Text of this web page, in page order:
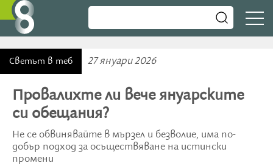
Светът в теб 27 януари 2026
Провалихте ли вече януарските
си обещания?
Не се обвинявайте в мързел и безволие, има по-
добър подход за осъществяване на истински
промени